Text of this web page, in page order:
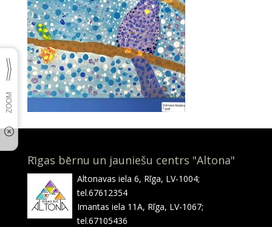
Rīgas bērnu un jauniešu centrs "Altona"
Altonavas iela 6, Rīga, LV-1004;
tel.67612354
Imantas iela 11A, Rīga, LV-1067;
tel.67105436